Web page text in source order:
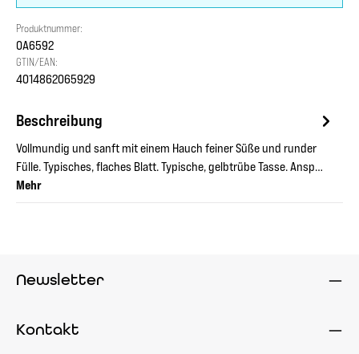
Produktnummer:
OA6592
GTIN/EAN:
4014862065929
Beschreibung
Vollmundig und sanft mit einem Hauch feiner Süße und runder
Fülle. Typisches, flaches Blatt. Typische, gelbtrübe Tasse. Ansp…
Mehr
Newsletter
Kontakt